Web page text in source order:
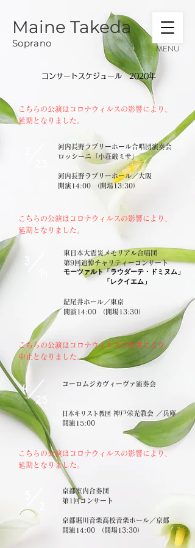
Maine Takeda
Soprano MENU
​ コンサートスケジュール 2020年
​こちらの公演はコロナウィルスの影響により、
延期となりました。
河内長野ラブリーホール合唱団演奏会
​ロッシーニ「小荘厳ミサ」
河内長野ラブリーホール／大阪
​開演14:00 （開場13:30）
​こちらの公演はコロナウィルスの影響により、
延期となりました。
東日本大震災メモリアル合唱団
​第9回追悼チャリティーコンサート
モーツァルト「ラウダーテ・ドミヌム」
「レクイエム」
紀尾井ホール／東京
​開演14:00 （開場13:30）
​こちらの公演はコロナウィルスの影響により、
中止となりました。
4
25
コーロムジカヴィーヴァ演奏会
日本キリスト教団 ​ 神戸栄光教会 ／兵庫
​開演15:00
​こちらの公演はコロナウィルスの影響により、
延期となりました。
京都室内合奏団
​第1回コンサート
京都堀川音楽高校音楽ホール／京都
​開演14:00 （開場13:30）